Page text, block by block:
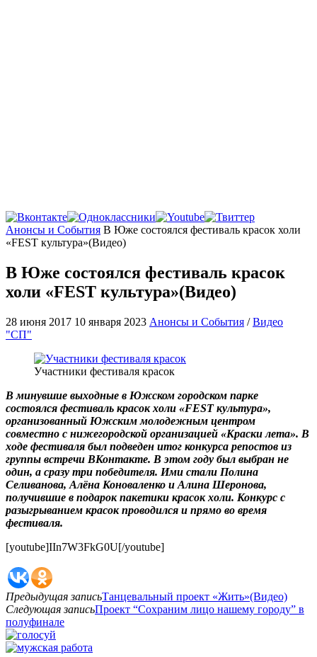
Главная
Анонсы и События В Юже состоялся фестиваль красок холи
«FEST культура»(Видео)
В Юже состоялся фестиваль красок
холи «FEST культура»(Видео)
28 июня 2017 10 января 2023 Анонсы и События /Видео
"СП"
Участники фестиваля красок
В минувшие выходные в Южском городском парке
состоялся фестиваль красок холи «FEST культура»,
организованный Южским молодежным центром
совместно с нижегородской организацией «Краски лета». В
ходе фестиваля был подведен итог конкурса репостов из
группы встречи ВКонтакте. В этом году был выбран не
один, а сразу три победителя. Ими стали Полина
Селиванова, Алёна Коноваленко и Алина Шеронова,
получившие в подарок пакетики красок холи. Конкурс с
разыгрыванием красок проводился и прямо во время
фестиваля.
[youtube]IIn7W3FkG0U[/youtube]
Предыдущая записьТанцевальный проект «Жить»(Видео)
Следующая записьПроект “Сохраним лицо нашему городу” в
полуфинале